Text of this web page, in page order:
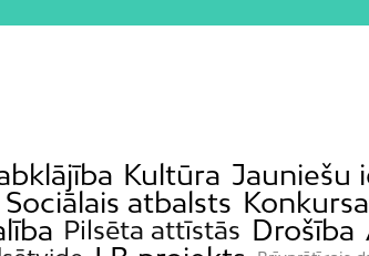
Kultūra Jauniešu
Sociālais atbalsts
Pilsēta attīstās Drošība